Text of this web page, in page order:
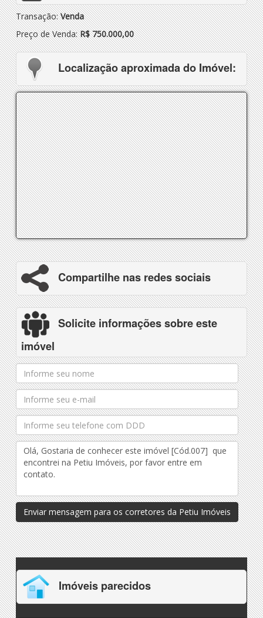
Transação:Venda
Preço de Venda:R$ 750.000,00
Localização aproximada do Imóvel:
Compartilhe nas redes sociais
Solicite informações sobre este
imóvel
Enviar mensagem para os corretores da Petiu Imóveis
Imóveis parecidos